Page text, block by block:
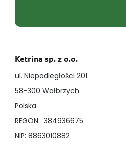
Ketrina sp. z o.o.
ul. Niepodległości 201
58-300 Wałbrzych
Polska
REGON: 384936675
NIP: 8863010882